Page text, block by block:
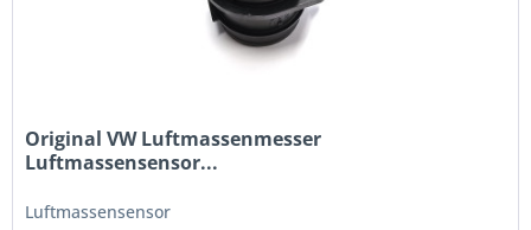
Original VW Luftmassenmesser
Luftmassensensor...
Luftmassensensor